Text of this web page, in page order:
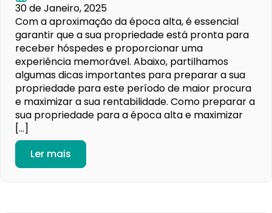
30 de Janeiro, 2025
Com a aproximação da época alta, é essencial
garantir que a sua propriedade está pronta para
receber hóspedes e proporcionar uma
experiência memorável. Abaixo, partilhamos
algumas dicas importantes para preparar a sua
propriedade para este período de maior procura
e maximizar a sua rentabilidade. Como preparar a
sua propriedade para a época alta e maximizar
[…]
Ler mais